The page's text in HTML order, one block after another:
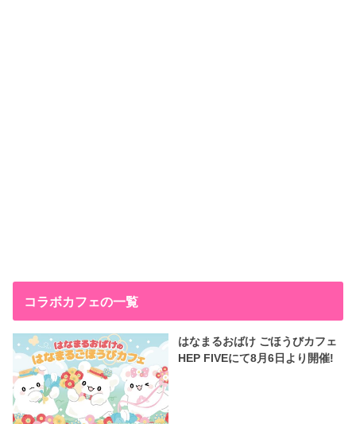
コラボカフェの一覧
はなまるおばけ ごほうびカフェ
HEP FIVEにて8月6日より開催!